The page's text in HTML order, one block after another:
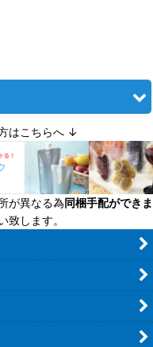
はこちらへ ↓
が異なる為同梱手配ができま
致します。